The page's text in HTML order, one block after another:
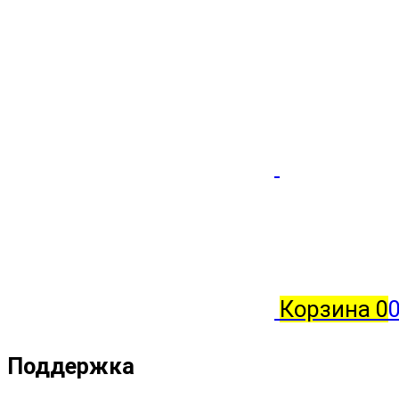
Корзина 0
Поддержка